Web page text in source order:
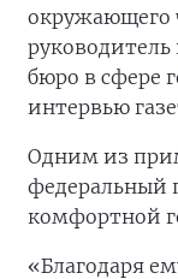
окружающего
бюро в сфере
интервью
Одним из
федеральный
комфортной
«Благодаря